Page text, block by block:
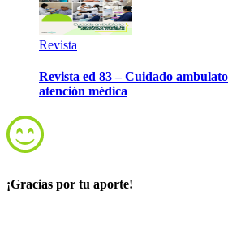
Revista
Revista ed 83 – Cuidado
atención médica
¡Gracias por tu aporte!